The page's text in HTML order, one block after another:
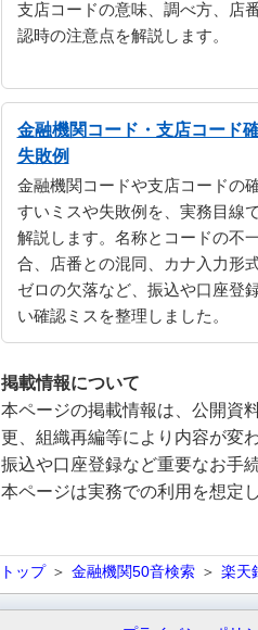
支店コードの意味、調べ方、店
認時の注意点を解説します。
金融機関コード・支店コード
失敗例
金融機関コードや支店コードの
すいミスや失敗例を、実務目線
解説します。名称とコードの不
合、店番との混同、カナ入力形
ゼロの欠落など、振込や口座登
い確認ミスを整理しました。
掲載情報について
本ページの掲載情報は、公開資
更、組織再編等により内容が変
振込や口座登録など重要なお手
本ページは実務での利用を想定
トップ 金融機関50音検索 楽天